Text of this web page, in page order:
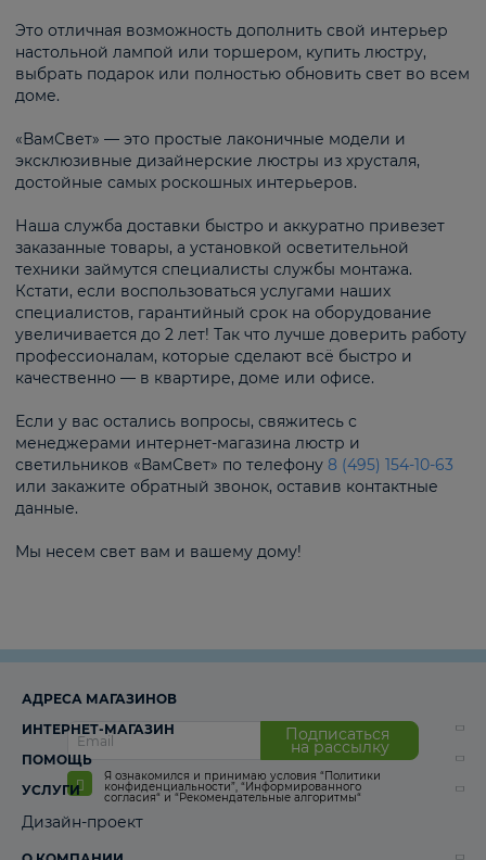
Это отличная возможность дополнить свой интерьер
настольной лампой или торшером, купить люстру,
выбрать подарок или полностью обновить свет во всем
доме.
«ВамСвет» — это простые лаконичные модели и
эксклюзивные дизайнерские люстры из хрусталя,
достойные самых роскошных интерьеров.
Наша служба доставки быстро и аккуратно привезет
заказанные товары, а установкой осветительной
техники займутся специалисты службы монтажа.
Кстати, если воспользоваться услугами наших
специалистов, гарантийный срок на оборудование
увеличивается до 2 лет! Так что лучше доверить работу
профессионалам, которые сделают всё быстро и
качественно — в квартире, доме или офисе.
Если у вас остались вопросы, свяжитесь с
менеджерами интернет-магазина люстр и
светильников «ВамСвет» по телефону 8 (495) 154-10-63
или закажите обратный звонок, оставив контактные
данные.
Мы несем свет вам и вашему дому!
Подписаться
на рассылку
Я ознакомился и принимаю условия “Политики
конфиденциальности”, “Информированного
согласия“ и “Рекомендательные алгоритмы“
АДРЕСА МАГАЗИНОВ
ИНТЕРНЕТ-МАГАЗИН
ПОМОЩЬ
УСЛУГИ
Дизайн-проект